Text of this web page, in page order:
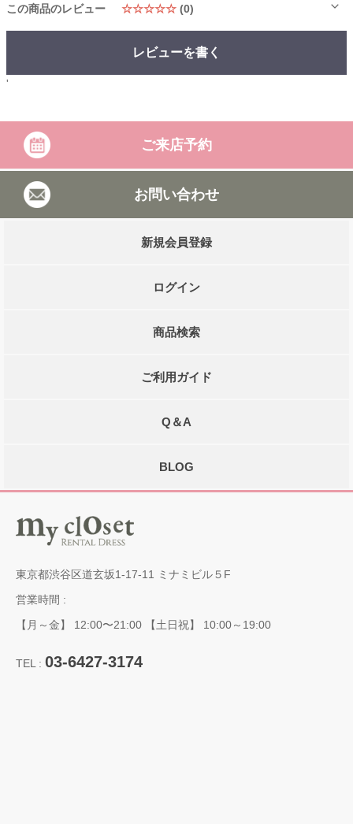
この商品のレビュー ☆☆☆☆☆ (0)
レビューを書く
'
ご来店予約
お問い合わせ
新規会員登録
ログイン
商品検索
ご利用ガイド
Q＆A
BLOG
東京都渋谷区道玄坂1-17-11 ミナミビル５F
営業時間 :
【月～金】 12:00〜21:00 【土日祝】 10:00～19:00
TEL : 03-6427-3174